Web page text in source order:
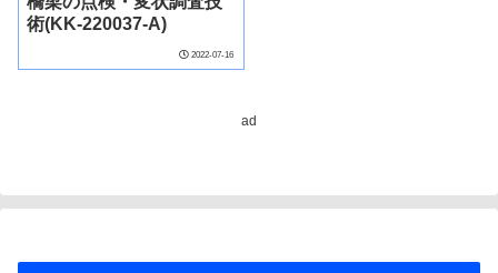
術(KK-220037-A)
2022-07-16
ad